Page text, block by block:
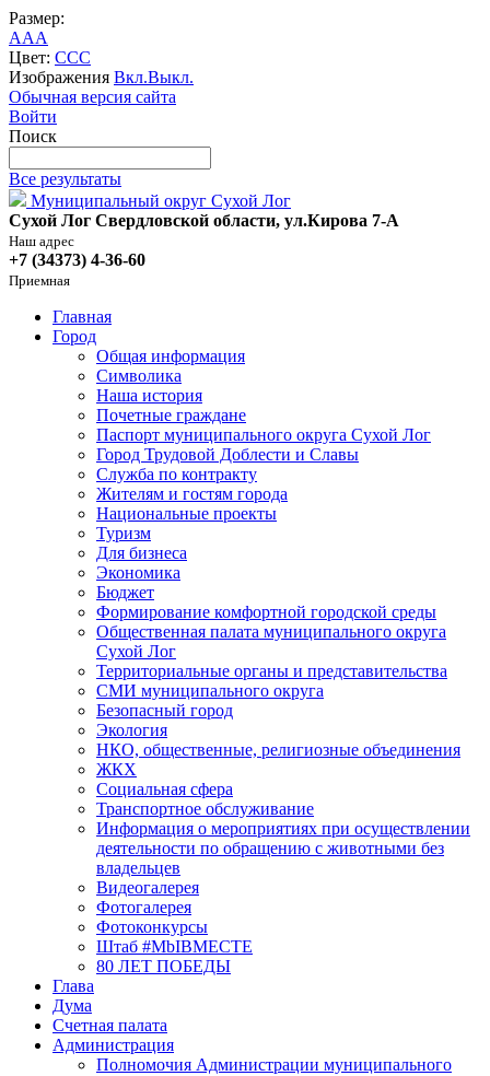
Размер:
AAA
Цвет: CCC
Изображения Вкл.Выкл.
Обычная версия сайта
Войти
Поиск
Все результаты
Муниципальный округ Сухой Лог
Сухой Лог Свердловской области, ул.Кирова 7-А
Наш адрес
+7 (34373) 4-36-60
Приемная
Главная
Город
Общая информация
Символика
Наша история
Почетные граждане
Паспорт муниципального округа Сухой Лог
Город Трудовой Доблести и Славы
Служба по контракту
Жителям и гостям города
Национальные проекты
Туризм
Для бизнеса
Экономика
Бюджет
Формирование комфортной городской среды
Общественная палата муниципального округа
Сухой Лог
Территориальные органы и представительства
СМИ муниципального округа
Безопасный город
Экология
НКО, общественные, религиозные объединения
ЖКХ
Социальная сфера
Транспортное обслуживание
Информация о мероприятиях при осуществлении
деятельности по обращению с животными без
владельцев
Видеогалерея
Фотогалерея
Фотоконкурсы
Штаб #MbIBMECTE
80 ЛЕТ ПОБЕДЫ
Глава
Дума
Счетная палата
Администрация
Полномочия Администрации муниципального